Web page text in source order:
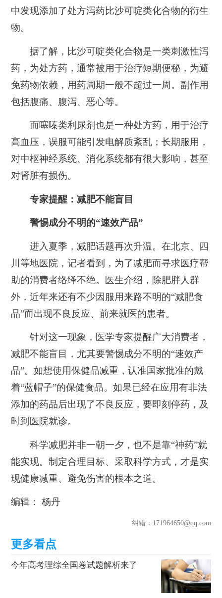
中发现添加了处方泻药比沙可啶类化合物的衍生
物。
据了解，比沙可啶类化合物是一类刺激性泻
药，为处方药，通常被用于治疗短期便秘，为避
免药物依赖，用药周期一般不超过一周。副作用
包括腹痛、腹泻、恶心等。
而噻嗪类利尿剂也是一种处方药，用于治疗
高血压，误服可能引发电解质紊乱；长期服用，
对中枢神经系统、消化系统都有很大影响，甚至
对肾脏有损伤。
专家提醒：减肥不能盲目
警惕成分不明的“速效产品”
进入夏季，减肥话题再次升温。在北京、四
川等地医院，记者看到，为了减肥而寻求医疗帮
助的消费者络绎不绝。医生介绍，除肥胖人群
外，近年来还有不少因服用来路不明的“减肥食
品”而出现不良反应、前来就医的患者。
针对这一现象，医学专家提醒广大消费者，
减肥不能盲目，尤其要警惕成分不明的“速效产
品”。如想使用保健品减重，认准国家批准的戴
着“蓝帽子”的保健食品。如果已经在应用有非法
添加的药品后出现了不良反应，要即刻停药，及
时到医院就诊。
科学减肥并非一朝一夕，也不是靠“神药”就
能实现。制定合理目标、采取科学方式，才是实
现健康减重、避免伤害的根本之道。
编辑： 杨丹
纠错：171964650@qq.com
今年高考理综全国卷试题解析来了